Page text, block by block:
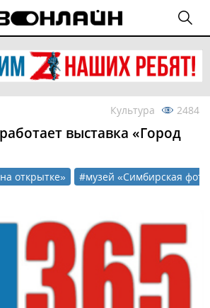
Культура 2484
выставка «Город
открытке» #музей «Симбирская